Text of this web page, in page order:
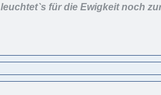
leuchtet`s für die Ewigkeit noch